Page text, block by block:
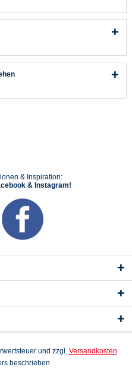
& Inspiration:
& Instagram!
und zzgl. Versandkosten
beschrieben